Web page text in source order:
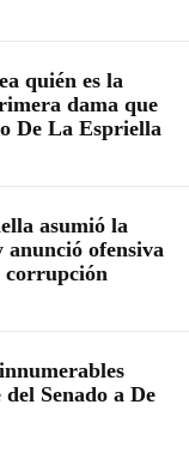
quién es la
dama que
De La Espriella
asumió la
anunció ofensiva
corrupción
Senado a De